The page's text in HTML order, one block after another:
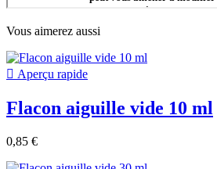
Vous aimerez aussi
 Aperçu rapide
Flacon aiguille vide 10 ml
0,85 €